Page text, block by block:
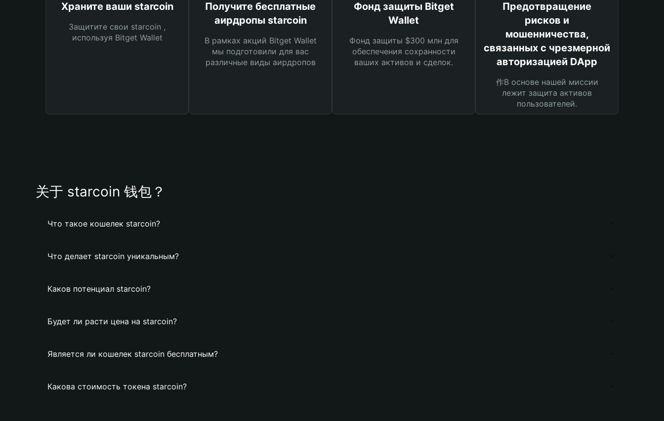
Храните ваши starcoin
Защитите свои starcoin ,
используя Bitget Wallet
Получите бесплатные
аирдропы starcoin
В рамках акций Bitget Wallet
мы подготовили для вас
различные виды аирдропов
Фонд защиты Bitget
Wallet
Фонд защиты $300 млн для
обеспечения сохранности
ваших активов и сделок.
Предотвращение
рисков и
мошенничества,
связанных с чрезмерной
авторизацией DApp
作В основе нашей миссии
лежит защита активов
пользователей.
关于 starcoin 钱包？
Что такое кошелек starcoin?
Что делает starcoin уникальным?
Каков потенциал starcoin?
Будет ли расти цена на starcoin?
Является ли кошелек starcoin бесплатным?
Какова стоимость токена starcoin?